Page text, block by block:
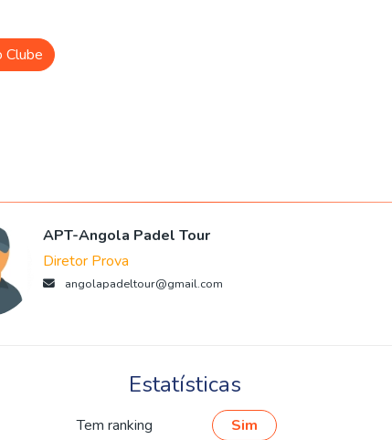
Clube
APT-Angola Padel Tour
Diretor Prova
angolapadeltour@gmail.com
Estatísticas
Tem ranking
Sim